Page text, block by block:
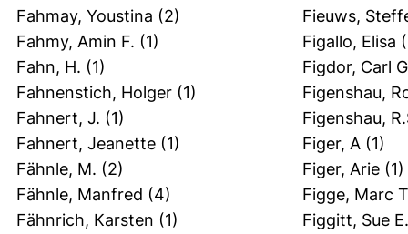
Fahmay, Youstina (2)
Fahmy, Amin F. (1)
Fahn, H. (1)
Fahnenstich, Holger (1)
Fahnert, J. (1)
Fahnert, Jeanette (1)
Fähnle, M. (2)
Fähnle, Manfred (4)
Fähnrich, Karsten (1)
Fieuws,
Figallo, Elisa
Figdor, Carl
Figenshau,
Figenshau,
Figer, A (1)
Figer, Arie (1)
Figge, Marc
Figgitt, Sue E.